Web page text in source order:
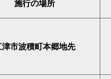
施行の場所
津市波積町本郷地先